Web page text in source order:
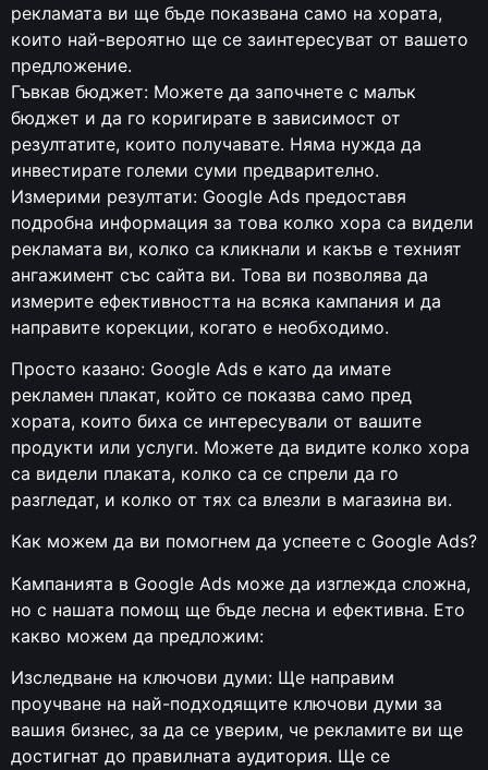
рекламата ви ще бъде показвана само на хората,
които най-вероятно ще се заинтересуват от вашето
предложение.
Гъвкав бюджет: Можете да започнете с малък
бюджет и да го коригирате в зависимост от
резултатите, които получавате. Няма нужда да
инвестирате големи суми предварително.
Измерими резултати: Google Ads предоставя
подробна информация за това колко хора са видели
рекламата ви, колко са кликнали и какъв е техният
ангажимент със сайта ви. Това ви позволява да
измерите ефективността на всяка кампания и да
направите корекции, когато е необходимо.
Просто казано: Google Ads е като да имате
рекламен плакат, който се показва само пред
хората, които биха се интересували от вашите
продукти или услуги. Можете да видите колко хора
са видели плаката, колко са се спрели да го
разгледат, и колко от тях са влезли в магазина ви.
Как можем да ви помогнем да успеете с Google Ads?
Кампанията в Google Ads може да изглежда сложна,
но с нашата помощ ще бъде лесна и ефективна. Ето
какво можем да предложим:
Изследване на ключови думи: Ще направим
проучване на най-подходящите ключови думи за
вашия бизнес, за да се уверим, че рекламите ви ще
достигнат до правилната аудитория. Ще се